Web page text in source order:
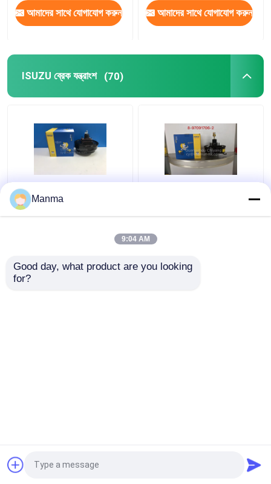
আমাদের সাথে যোগাযোগ করুন আমাদের সাথে যোগাযোগ করুন
ISUZU ব্রেক যন্ত্রাংশ (70)
মামুর ব্রেক বুস্টার ISUZU ট্রাক
NKR NPR NQR 8-
Guangzhou Manma Auto Parts Co. , Ltd.. All
Manma
9:04 AM
Good day, what product are you looking
for?